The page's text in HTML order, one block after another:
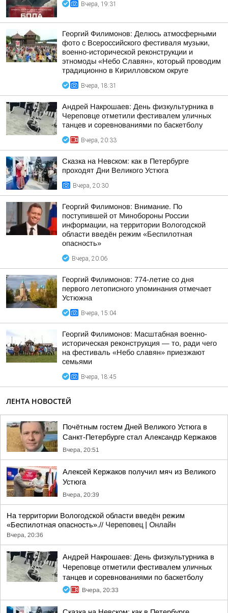
Вчера, 19:31
Георгий Филимонов: Делюсь атмосферными
фото с Всероссийского фестиваля музыки,
военно-исторической реконструкции и
этномоды «Небо Славян», который проводим
традиционно в Кирилловском округе
Вчера, 18:31
Андрей Накрошаев: День физкультурника в
Череповце отметили фестивалем уличных
танцев и соревнованиями по баскетболу
Вчера, 20:33
Сказка на Невском: как в Петербурге
проходят Дни Великого Устюга
Вчера, 20:30
Георгий Филимонов: Внимание. По
поступившей от Минобороны России
информации, на территории Вологодской
области введён режим «Беспилотная
опасность»
Вчера, 20:06
Георгий Филимонов: 774-летие со дня
первого летописного упоминания отмечает
Устюжна
Вчера, 15:04
Георгий Филимонов: Масштабная военно-
историческая реконструкция — то, ради чего
на фестиваль «Небо славян» приезжают
семьями
Вчера, 18:45
ЛЕНТА НОВОСТЕЙ
Почётным гостем Дней Великого Устюга в
Санкт-Петербурге стал Александр Кержаков
Вчера, 20:51
Алексей Кержаков получил мяч из Великого
Устюга
Вчера, 20:39
На территории Вологодской области введён режим
«Беспилотная опасность».// Череповец | Онлайн
Вчера, 20:36
Андрей Накрошаев: День физкультурника в
Череповце отметили фестивалем уличных
танцев и соревнованиями по баскетболу
Вчера, 20:33